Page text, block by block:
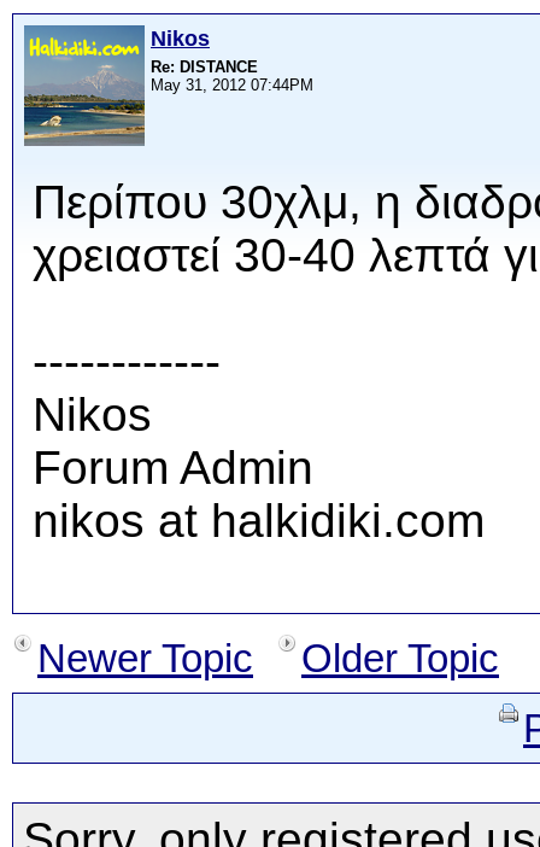
Nikos
Re: DISTANCE
May 31, 2012 07:44PM
Περίπου 30χλμ, η
χρειαστεί 30-40 λεπτά
------------
Nikos
Forum Admin
nikos at halkidiki.com
Newer Topic
Older Topic